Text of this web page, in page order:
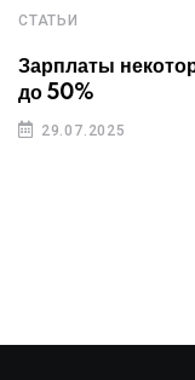
СТАТЬИ
Зарплаты
до 50%
29.07.2025